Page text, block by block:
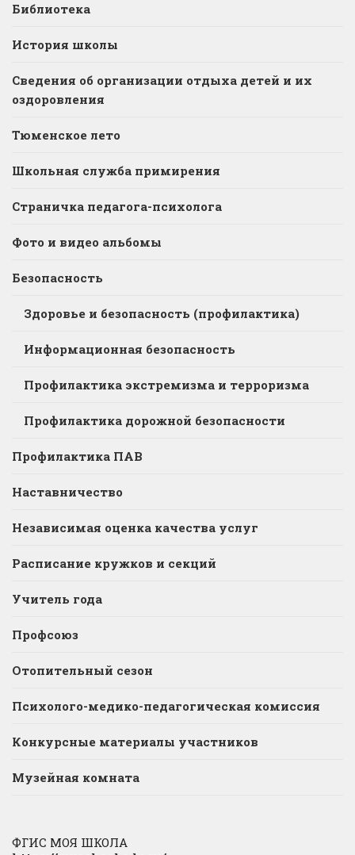
Библиотека
История школы
Сведения об организации отдыха детей и их
оздоровления
Тюменское лето
Школьная служба примирения
Страничка педагога-психолога
Фото и видео альбомы
Безопасность
Здоровье и безопасность (профилактика)
Информационная безопасность
Профилактика экстремизма и терроризма
Профилактика дорожной безопасности
Профилактика ПАВ
Наставничество
Независимая оценка качества услуг
Расписание кружков и секций
Учитель года
Профсоюз
Отопительный сезон
Психолого-медико-педагогическая комиссия
Конкурсные материалы участников
Музейная комната
ФГИС МОЯ ШКОЛА